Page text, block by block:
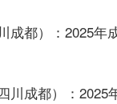
成都）：2025年
川成都）：